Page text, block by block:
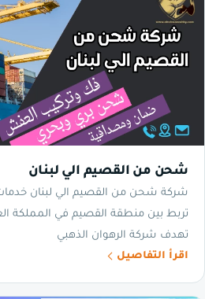
شحن من القصيم الي لبنان
شركة شحن من القصيم الي لبنان
تربط بين منطقة القصيم في المملكة
تهدف شركة الرهوان الذهبي
اقرأ التفاصيل